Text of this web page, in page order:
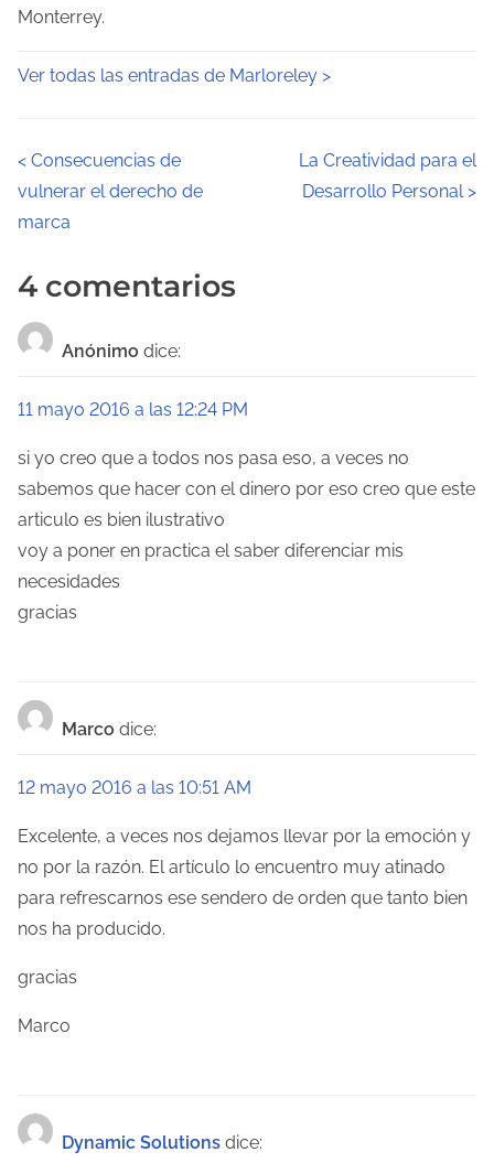
Monterrey.
Ver todas las entradas de Marloreley >
N
a
e
g
i
ó
n
d
e
n
t
r
a
d
< Consecuencias de
vulnerar el derecho de
marca
La Creatividad para el
Desarrollo Personal>
4 comentarios
Anónimo dice:
11 mayo 2016 a las 12:24 PM
si yo creo que a todos nos pasa eso, a veces no
sabemos que hacer con el dinero por eso creo que este
articulo es bien ilustrativo
voy a poner en practica el saber diferenciar mis
necesidades
gracias
Marco dice:
12 mayo 2016 a las 10:51 AM
Excelente, a veces nos dejamos llevar por la emoción y
no por la razón. El artículo lo encuentro muy atinado
para refrescarnos ese sendero de orden que tanto bien
nos ha producido.
gracias
Marco
Dynamic Solutions dice: